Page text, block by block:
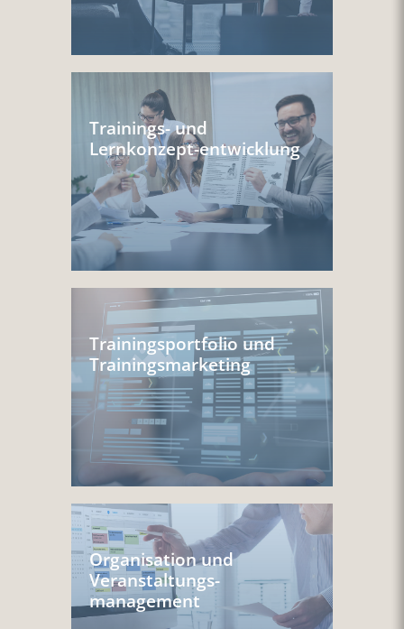
Trainings- und
Lernkonzept-entwicklung
Trainingsportfolio und
Trainingsmarketing
Organisation und
Veranstaltungs-
management